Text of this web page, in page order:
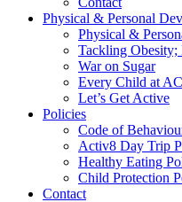
Physical & Personal
Physical &
Tackling Obesity;
War on Sugar
Every Child at
Let’s Get Active
Policies
Code of
Activ8 Day Trip
Healthy Eating
Child Protection
Contact